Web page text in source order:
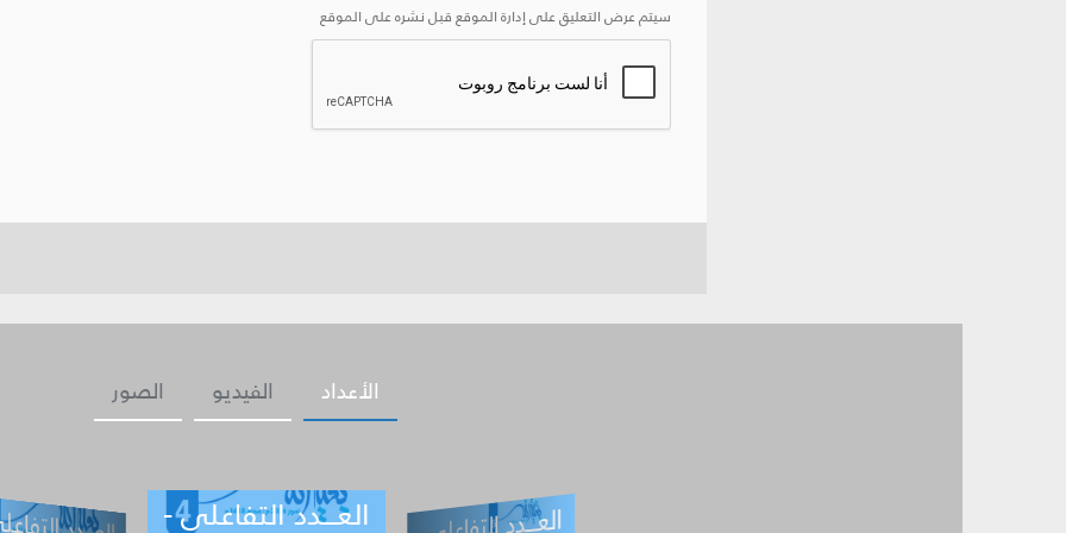
سيتم عرض التعليق على إدارة الموقع قبل نشره على الموقع
الصور الفيديو الأعداد
العـــدد التفاعلي -